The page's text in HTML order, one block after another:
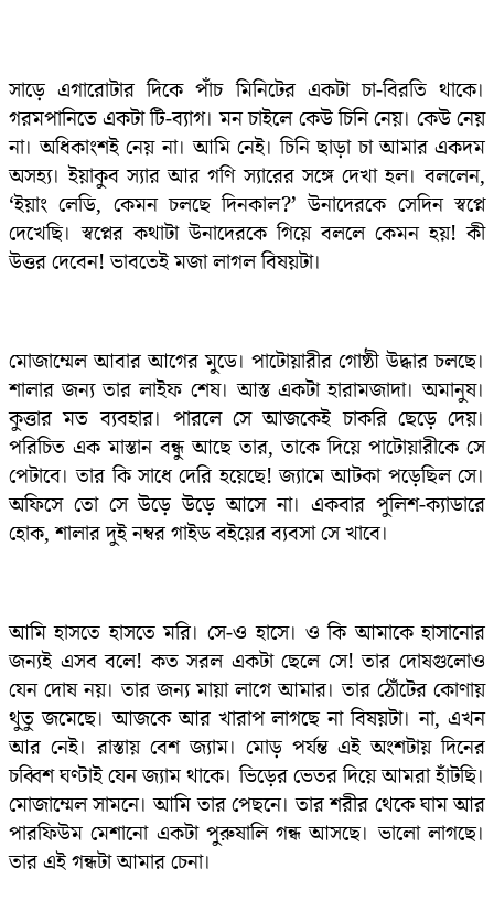
সাড়ে এগারোটার দিকে পাঁচ মিনিটের একটা চা-বিরতি থাকে।
গরমপানিতে একটা টি-ব্যাগ। মন চাইলে কেউ চিনি নেয়। কেউ নেয়
না। অধিকাংশই নেয় না। আমি নেই। চিনি ছাড়া চা আমার একদম
অসহ্য। ইয়াকুব স্যার আর গণি স্যারের সঙ্গে দেখা হল। বললেন,
‘ইয়াং লেডি, কেমন চলছে দিনকাল?’ উনাদেরকে সেদিন স্বপ্নে
দেখেছি। স্বপ্নের কথাটা উনাদেরকে গিয়ে বললে কেমন হয়! কী
উত্তর দেবেন! ভাবতেই মজা লাগল বিষয়টা।
মোজাম্মেল আবার আগের মুডে। পাটোয়ারীর গোষ্ঠী উদ্ধার চলছে।
শালার জন্য তার লাইফ শেষ। আস্ত একটা হারামজাদা। অমানুষ।
কুত্তার মত ব্যবহার। পারলে সে আজকেই চাকরি ছেড়ে দেয়।
পরিচিত এক মাস্তান বন্ধু আছে তার, তাকে দিয়ে পাটোয়ারীকে সে
পেটাবে। তার কি সাধে দেরি হয়েছে! জ্যামে আটকা পড়েছিল সে।
অফিসে তো সে উড়ে উড়ে আসে না। একবার পুলিশ-ক্যাডারে
হোক, শালার দুই নম্বর গাইড বইয়ের ব্যবসা সে খাবে।
আমি হাসতে হাসতে মরি। সে-ও হাসে। ও কি আমাকে হাসানোর
জন্যই এসব বলে! কত সরল একটা ছেলে সে! তার দোষগুলোও
যেন দোষ নয়। তার জন্য মায়া লাগে আমার। তার ঠোঁটের কোণায়
থুতু জমেছে। আজকে আর খারাপ লাগছে না বিষয়টা। না, এখন
আর নেই। রাস্তায় বেশ জ্যাম। মোড় পর্যন্ত এই অংশটায় দিনের
চব্বিশ ঘণ্টাই যেন জ্যাম থাকে। ভিড়ের ভেতর দিয়ে আমরা হাঁটছি।
মোজাম্মেল সামনে। আমি তার পেছনে। তার শরীর থেকে ঘাম আর
পারফিউম মেশানো একটা পুরুষালি গন্ধ আসছে। ভালো লাগছে।
তার এই গন্ধটা আমার চেনা।